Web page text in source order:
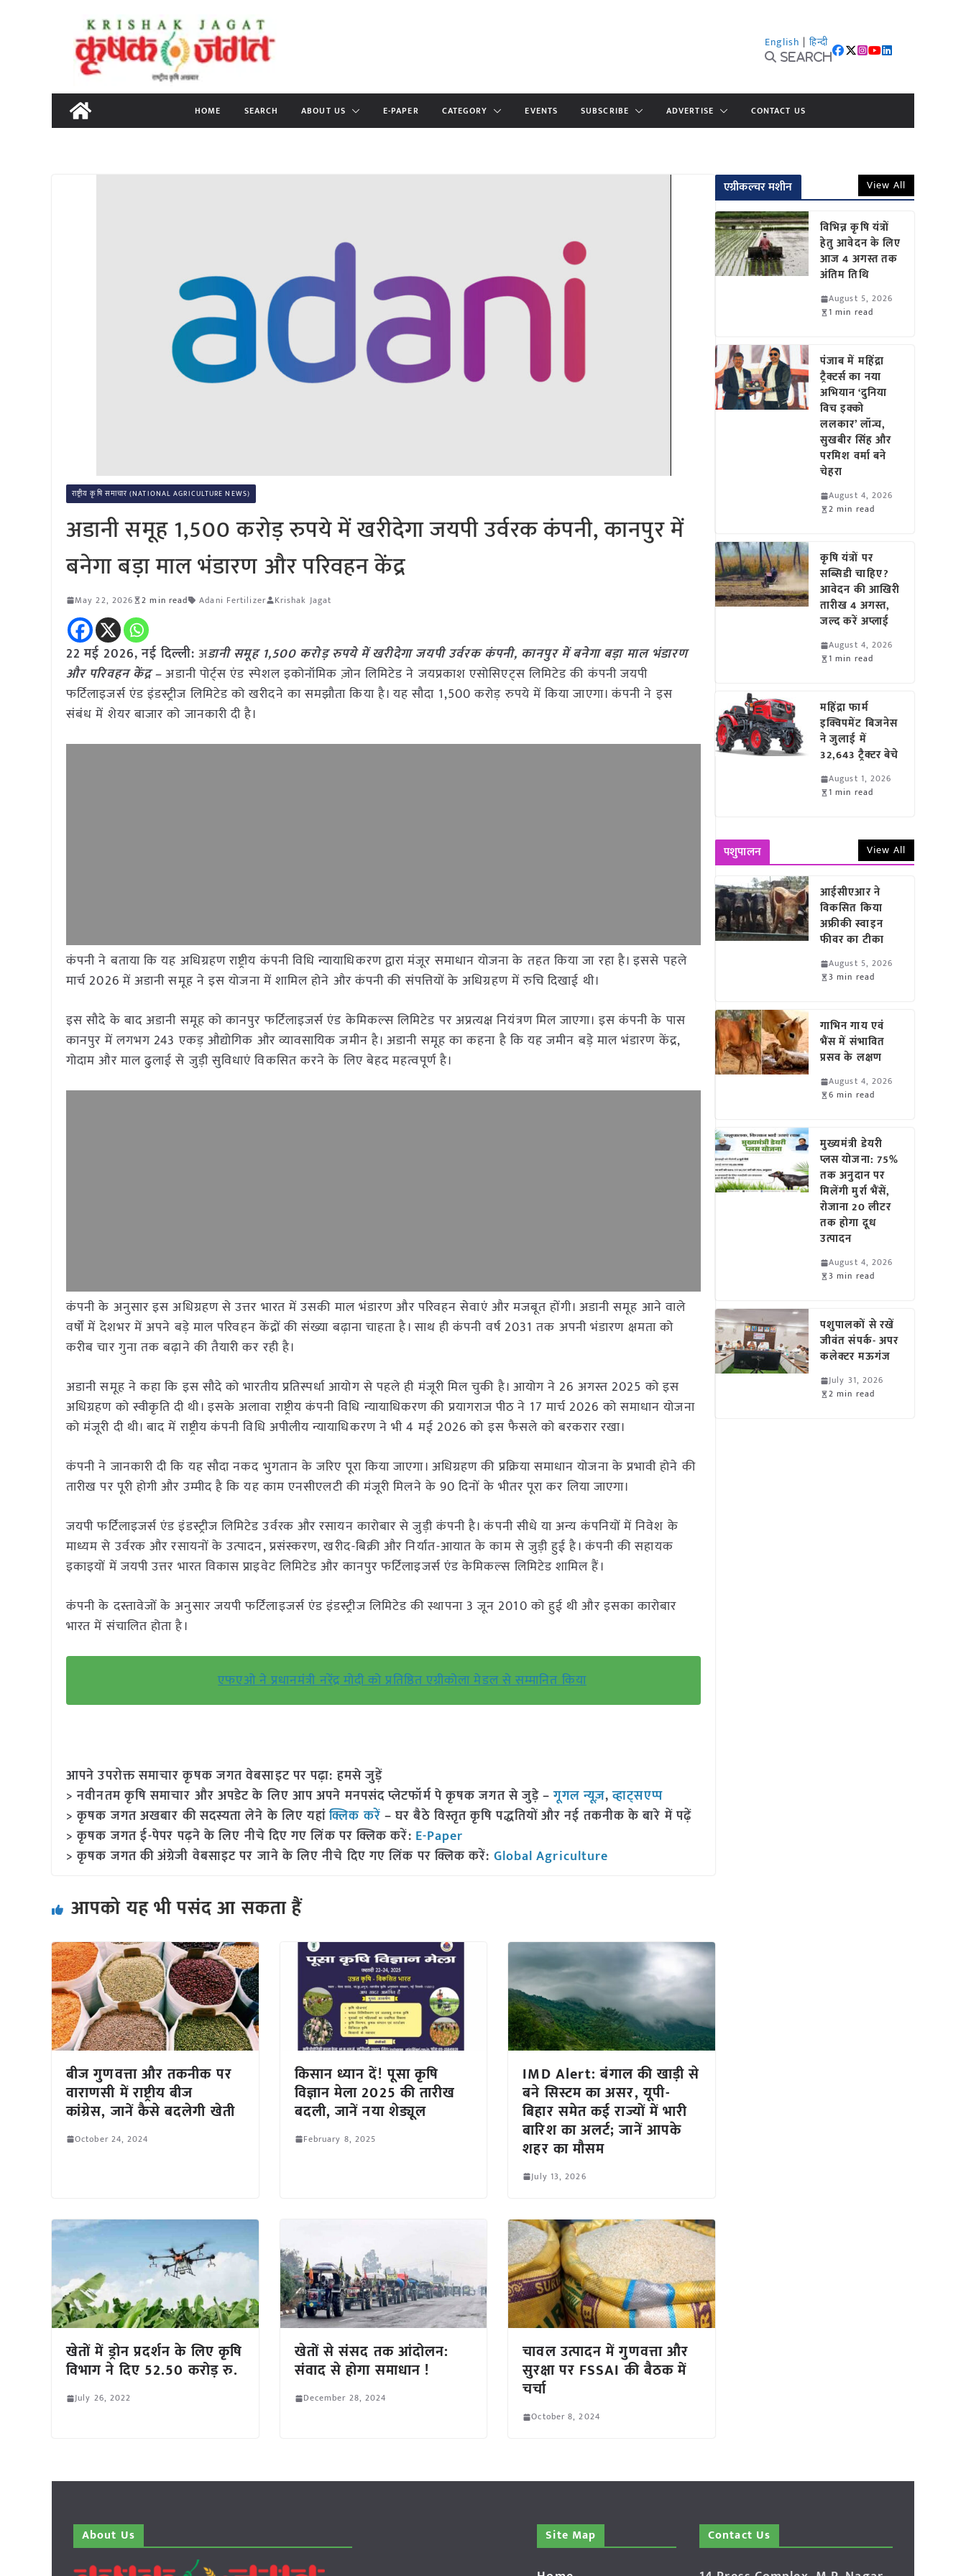
content
English | हिन्दी
Search
HOME SEARCH ABOUT US E-PAPER CATEGORY EVENTS SUBSCRIBE ADVERTISE CONTACT US
राष्ट्रीय कृषि समाचार (NATIONAL AGRICULTURE NEWS)
अडानी समूह 1,500 करोड़ रुपये में खरीदेगा जयपी उर्वरक कंपनी, कानपुर में
बनेगा बड़ा माल भंडारण और परिवहन केंद्र
May 22, 2026 2 min read Adani Fertilizer Krishak Jagat
22 मई 2026, नई दिल्ली: अडानी समूह 1,500 करोड़ रुपये में खरीदेगा जयपी उर्वरक कंपनी, कानपुर में बनेगा बड़ा माल भंडारण
और परिवहन केंद्र –अडानी पोर्ट्स एंड स्पेशल इकोनॉमिक ज़ोन लिमिटेड ने जयप्रकाश एसोसिएट्स लिमिटेड की कंपनी जयपी
फर्टिलाइजर्स एंड इंडस्ट्रीज लिमिटेड को खरीदने का समझौता किया है। यह सौदा 1,500 करोड़ रुपये में किया जाएगा। कंपनी ने इस
संबंध में शेयर बाजार को जानकारी दी है।
कंपनी ने बताया कि यह अधिग्रहण राष्ट्रीय कंपनी विधि न्यायाधिकरण द्वारा मंजूर समाधान योजना के तहत किया जा रहा है। इससे पहले
मार्च 2026 में अडानी समूह ने इस योजना में शामिल होने और कंपनी की संपत्तियों के अधिग्रहण में रुचि दिखाई थी।
इस सौदे के बाद अडानी समूह को कानपुर फर्टिलाइजर्स एंड केमिकल्स लिमिटेड पर अप्रत्यक्ष नियंत्रण मिल जाएगा। इस कंपनी के पास
कानपुर में लगभग 243 एकड़ औद्योगिक और व्यावसायिक जमीन है। अडानी समूह का कहना है कि यह जमीन बड़े माल भंडारण केंद्र,
गोदाम और माल ढुलाई से जुड़ी सुविधाएं विकसित करने के लिए बेहद महत्वपूर्ण है।
कंपनी के अनुसार इस अधिग्रहण से उत्तर भारत में उसकी माल भंडारण और परिवहन सेवाएं और मजबूत होंगी। अडानी समूह आने वाले
वर्षों में देशभर में अपने बड़े माल परिवहन केंद्रों की संख्या बढ़ाना चाहता है। साथ ही कंपनी वर्ष 2031 तक अपनी भंडारण क्षमता को
करीब चार गुना तक बढ़ाने की तैयारी कर रही है।
अडानी समूह ने कहा कि इस सौदे को भारतीय प्रतिस्पर्धा आयोग से पहले ही मंजूरी मिल चुकी है। आयोग ने 26 अगस्त 2025 को इस
अधिग्रहण को स्वीकृति दी थी। इसके अलावा राष्ट्रीय कंपनी विधि न्यायाधिकरण की प्रयागराज पीठ ने 17 मार्च 2026 को समाधान योजना
को मंजूरी दी थी। बाद में राष्ट्रीय कंपनी विधि अपीलीय न्यायाधिकरण ने भी 4 मई 2026 को इस फैसले को बरकरार रखा।
कंपनी ने जानकारी दी कि यह सौदा नकद भुगतान के जरिए पूरा किया जाएगा। अधिग्रहण की प्रक्रिया समाधान योजना के प्रभावी होने की
तारीख पर पूरी होगी और उम्मीद है कि यह काम एनसीएलटी की मंजूरी मिलने के 90 दिनों के भीतर पूरा कर लिया जाएगा।
जयपी फर्टिलाइजर्स एंड इंडस्ट्रीज लिमिटेड उर्वरक और रसायन कारोबार से जुड़ी कंपनी है। कंपनी सीधे या अन्य कंपनियों में निवेश के
माध्यम से उर्वरक और रसायनों के उत्पादन, प्रसंस्करण, खरीद-बिक्री और निर्यात-आयात के काम से जुड़ी हुई है। कंपनी की सहायक
इकाइयों में जयपी उत्तर भारत विकास प्राइवेट लिमिटेड और कानपुर फर्टिलाइजर्स एंड केमिकल्स लिमिटेड शामिल हैं।
कंपनी के दस्तावेजों के अनुसार जयपी फर्टिलाइजर्स एंड इंडस्ट्रीज लिमिटेड की स्थापना 3 जून 2010 को हुई थी और इसका कारोबार
भारत में संचालित होता है।
एफएओ ने प्रधानमंत्री नरेंद्र मोदी को प्रतिष्ठित एग्रीकोला मेडल से सम्मानित किया
आपने उपरोक्त समाचार कृषक जगत वेबसाइट पर पढ़ा: हमसे जुड़ें
> नवीनतम कृषि समाचार और अपडेट के लिए आप अपने मनपसंद प्लेटफॉर्म पे कृषक जगत से जुड़े –गूगल न्यूज़,व्हाट्सएप्प
> कृषक जगत अखबार की सदस्यता लेने के लिए यहांक्लिक करें – घर बैठे विस्तृत कृषि पद्धतियों और नई तकनीक के बारे में पढ़ें
> कृषक जगत ई-पेपर पढ़ने के लिए नीचे दिए गए लिंक पर क्लिक करें: E-Paper
> कृषक जगत की अंग्रेजी वेबसाइट पर जाने के लिए नीचे दिए गए लिंक पर क्लिक करें: Global Agriculture
आपको यह भी पसंद आ सकता हैं
बीज गुणवत्ता और तकनीक पर
वाराणसी में राष्ट्रीय बीज
कांग्रेस, जानें कैसे बदलेगी खेती
October 24, 2024
किसान ध्यान दें! पूसा कृषि
विज्ञान मेला 2025 की तारीख
बदली, जानें नया शेड्यूल
February 8, 2025
IMD Alert: बंगाल की खाड़ी से
बने सिस्टम का असर, यूपी-
बिहार समेत कई राज्यों में भारी
बारिश का अलर्ट; जानें आपके
शहर का मौसम
July 13, 2026
खेतों में ड्रोन प्रदर्शन के लिए कृषि
विभाग ने दिए 52.50 करोड़ रु.
July 26, 2022
खेतों से संसद तक आंदोलन:
संवाद से होगा समाधान !
December 28, 2024
चावल उत्पादन में गुणवत्ता और
सुरक्षा पर FSSAI की बैठक में
चर्चा
October 8, 2024
एग्रीकल्चर मशीन View All
विभिन्न कृषि यंत्रों
हेतु आवेदन के लिए
आज 4 अगस्त तक
अंतिम तिथि
August 5, 2026
1 min read
पंजाब में महिंद्रा
ट्रैक्टर्स का नया
अभियान ‘दुनिया
विच इक्को
ललकार’ लॉन्च,
सुखबीर सिंह और
परमिश वर्मा बने
चेहरा
August 4, 2026
2 min read
कृषि यंत्रों पर
सब्सिडी चाहिए?
आवेदन की आखिरी
तारीख 4 अगस्त,
जल्द करें अप्लाई
August 4, 2026
1 min read
महिंद्रा फार्म
इक्विपमेंट बिजनेस
ने जुलाई में
32,643 ट्रैक्टर बेचे
August 1, 2026
1 min read
पशुपालन View All
आईसीएआर ने
विकसित किया
अफ्रीकी स्वाइन
फीवर का टीका
August 5, 2026
3 min read
गाभिन गाय एवं
भैंस में संभावित
प्रसव के लक्षण
August 4, 2026
6 min read
मुख्यमंत्री डेयरी
प्लस योजना: 75%
तक अनुदान पर
मिलेंगी मुर्रा भैंसें,
रोजाना 20 लीटर
तक होगा दूध
उत्पादन
August 4, 2026
3 min read
पशुपालकों से रखें
जीवंत संपर्क- अपर
कलेक्टर मऊगंज
July 31, 2026
2 min read
About Us Site Map Contact Us